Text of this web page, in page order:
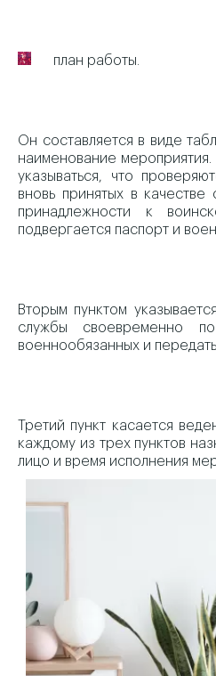
план работы.
Он составляется в виде
наименование
указываться, что
вновь принятых в качестве
принадлежности к
подвергается паспорт и
Вторым пунктом
службы своевременно
военнообязанных и
Третий пункт касается
каждому из трех пунктов
лицо и время исполнения